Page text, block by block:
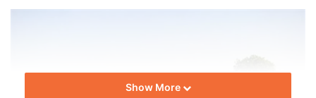
Show More